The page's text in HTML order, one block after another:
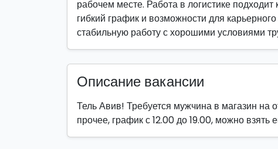
рабочем месте. Работа в логистике
гибкий график и возможности для
стабильную работу с хорошими условиями
Описание вакансии
Тель Авив! Требуется мужчина в магазин на
прочее, график с 12.00 до 19.00, можно